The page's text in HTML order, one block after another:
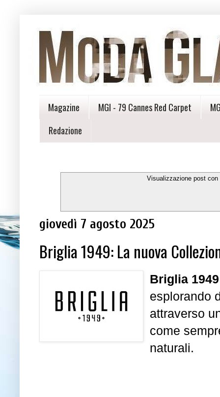
Magazine MGI - 79 Cannes Red Carpet
Redazione
Visualizzazione post
giovedì 7 agosto 2025
Briglia 1949: La nuova
Briglia 1949
esplorando
attraverso
come
naturali.